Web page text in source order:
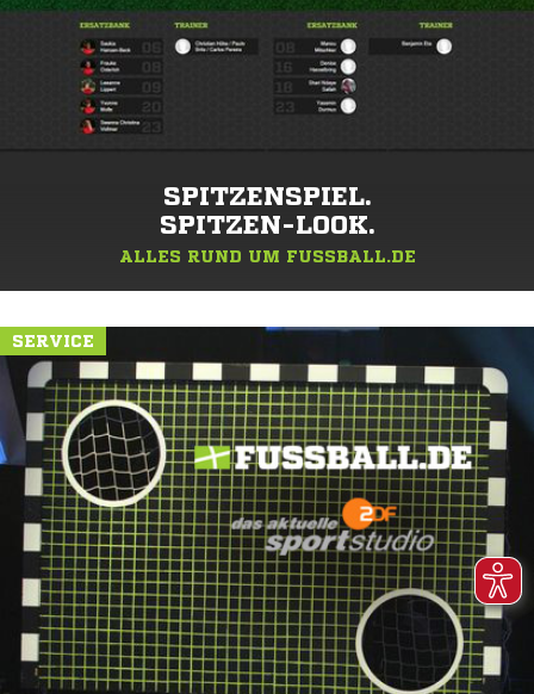
SPITZENSPIEL.
SPITZEN-LOOK.
ALLES RUND UM FUSSBALL.DE
SERVICE